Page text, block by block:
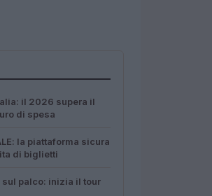
il 2026 supera il
di spesa
la piattaforma sicura
di biglietti
sul palco: inizia il tour